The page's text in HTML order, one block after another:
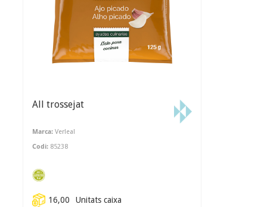
All trossejat
Marca: Verleal
Codi: 85238
16,00
Unitats caixa